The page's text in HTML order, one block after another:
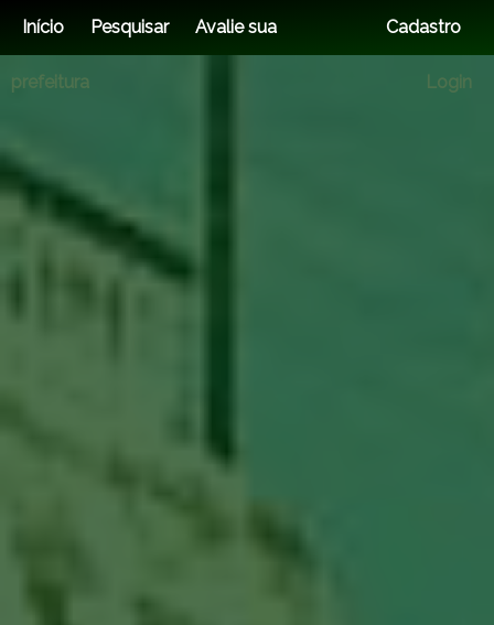
Início Pesquisar Avalie sua
prefeitura
Cadastro
Login